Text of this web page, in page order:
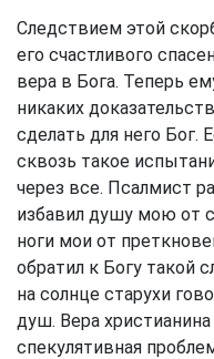
Следствием этой
его счастливого
вера в Бога. Теперь
никаких
сделать для него Бог.
сквозь такое
через все. Псалмист
избавил душу мою от
ноги мои от
обратил к Богу такой
на солнце старухи
душ. Вера
спекулятивная